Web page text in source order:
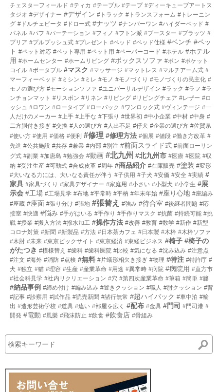
チェスターフィールド #ティカ #テーブル #テープ #ディーキューブアートス
タジオ #デザイナー #デザイン #トラック #トランスフォーム #トレーニン
グ #ドルチェビータ #ドロー式 #ナッツ #ナンバーワン #ハイダーベッド #
パネル #パフ #パーテーション #フィノ #フトン派 #ブースター #プラッツ #
プリア #プルプッシュ式 #プレゼント #ベッド #ベッド仕様 #ベンチ #ペッ
ト #ペット対応 #ペット専用 #ペット用 #ペーパーコード #ホテル #ホテル
用 #ホームセンター #ホームリビング #ボックスソファ #ボン #ポケット
コイル #ポータブル #マスク #マッサージ #マットレス #マルチアーム式 #
マーフィーベッド #ミシン #ミレ #モノ #モノづくり #モノづくりの民主化 #
モノの選び方 #モーションソファ #ユニバーサルデザイン #ラック #ラフ #ラ
ンチョンマット #リスボン #リネン #リビング #リビングチェア #レザー #ロ
ッシュ #ロワン #ロータイプ #ローバック #ワンロック式 #ヴィンテージ #一
人だけのメーカー #上手 #上手な #下張り #世界初 #中小企業 #中材 #中身 #
二方胴付き接ぎ #交換 #人の選び方 #人出不足 #仔犬 #企業の選び方 #佐賀県
#使い方 #使用 #価格 #便利 #修理 #修理方法 #個展 #値段 #働き方改革 #
先進 #公共施設 #共存 #兼業 #内部 #別注 #前面スライド式 #前面ローリン
グ式 #副業 #加唐島 #勉強会 #動画 #北九州 #北九州市 #医療 #医院 #収
納 #受注生産 #可動式 #合成皮革 #周年 #商品紹介 #在庫販売 #塗装 #変形
#大いなる力には、大いなる責任が伴う #子供用 #子犬 #安価 #安全 #実績 #
家具 #家具づくり #家具デザイナー #家庭用 #小さい #小型犬 #小学生 #展
示会 #工場 #工場見学 #布地 #平常時 #平枘 #年末年始 #座り心地 #座編み
#座蔵 #座面 #張り分け #張地 #張替え #強み #待合室 #後継者問題 #応
接室 #快適 #悩み #手がはいる #手作り #手作りマスク #抗菌 #持続可能 #挑
戦 #授業 #搬入方法 #撥水加工 #操作方法 #改善 #教育 #数学 #新作 #新型
コロナ対策 #新聞 #新製品 #方法 #日本茶カフェ #日本製 #木枠 #木枠ソファ
#木肘 #未来 #東京ビックサイト #東京経済 #東経ビジネス #椅子 #椅子の
がたつき #模様替え #歯科 #歯科医院 #比較 #気になる #沈み込み #注意点
#注文 #海外 #消防 #点検 #無料 #片蟻形相欠き接ぎ #物理 #特注 #特許庁 #
犬 #独立 #猫 #理容 #生産 #産業革命 #用途 #異常時 #病院 #病院用 #直方市
#社会科見学 #社内リクリエーション #穴 #第四次産業革命 #筆箱 #簡単 #籐
#納品事例 #締め付け #編み込み #置きクッション #職人 #肘クッション #背
#記事 #診察用 #試作品 #読売新聞 #諸行無常 #超ハイバック #車中泊 #輸
出 #造形芸術学校 #道具 #違い #部屋を広く #配布 #金具 #門司 #門司港 #
開発 #電動 #風樂 #飛沫防止 #飲食 #飲食店 #骨組み